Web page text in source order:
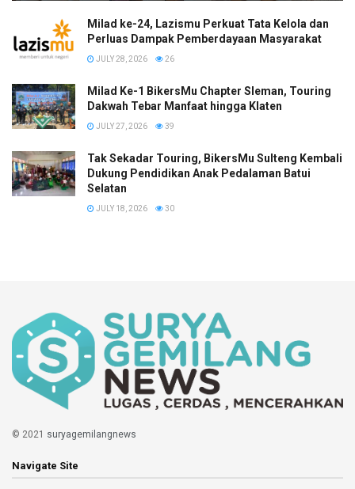
Milad ke-24, Lazismu Perkuat Tata Kelola dan
Perluas Dampak Pemberdayaan Masyarakat
JULY 28, 2026 26
Milad Ke-1 BikersMu Chapter Sleman, Touring
Dakwah Tebar Manfaat hingga Klaten
JULY 27, 2026 39
Tak Sekadar Touring, BikersMu Sulteng Kembali
Dukung Pendidikan Anak Pedalaman Batui
Selatan
JULY 18, 2026 30
© 2021 suryagemilangnews
Navigate Site